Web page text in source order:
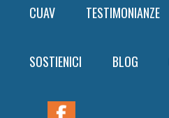
CUAV TESTIMONIANZE
SOSTIENICI BLOG